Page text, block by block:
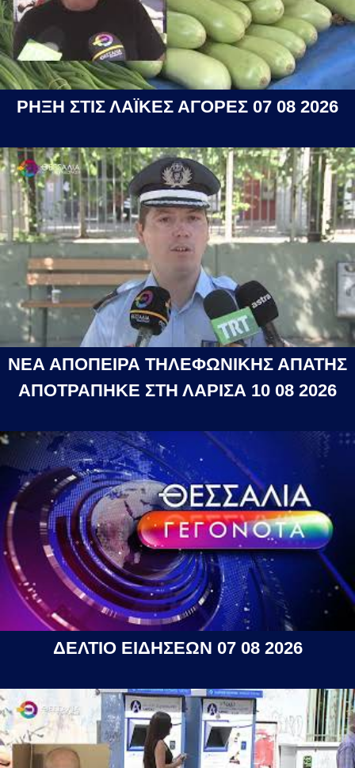
ΡΗΞΗ ΣΤΙΣ ΛΑΪΚΕΣ ΑΓΟΡΕΣ 07 08 2026
ΝΕΑ ΑΠΟΠΕΙΡΑ ΤΗΛΕΦΩΝΙΚΗΣ ΑΠΑΤΗΣ
ΑΠΟΤΡΑΠΗΚΕ ΣΤΗ ΛΑΡΙΣΑ 10 08 2026
ΔΕΛΤΙΟ ΕΙΔΗΣΕΩΝ 07 08 2026